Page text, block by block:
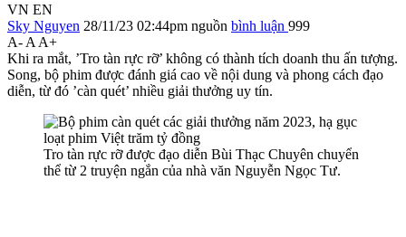
VN EN
Sky Nguyen 28/11/23 02:44pm nguồn bình luận 999
A- A A+
Khi ra mắt, ’Tro tàn rực rỡ’ không có thành tích doanh thu ấn tượng.
Song, bộ phim được đánh giá cao về nội dung và phong cách đạo
diễn, từ đó ’càn quét’ nhiều giải thưởng uy tín.
Tro tàn rực rỡ được đạo diễn Bùi Thạc Chuyên chuyển
thể từ 2 truyện ngắn của nhà văn Nguyễn Ngọc Tư.